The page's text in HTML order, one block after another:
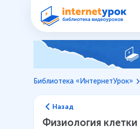
Библиотека «ИнтернетУрок»
Назад
Физиология клетки